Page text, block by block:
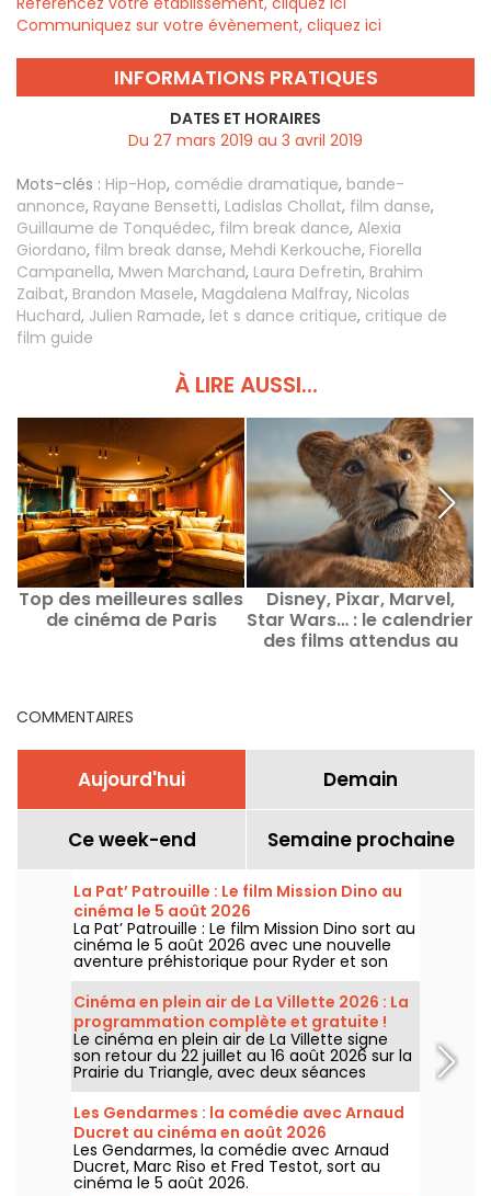
Communiquez sur votre évènement, cliquez ici
INFORMATIONS PRATIQUES
DATES ET HORAIRES
Du 27 mars 2019 au 3 avril 2019
Mots-clés : Hip-Hop, comédie dramatique, bande-
annonce, Rayane Bensetti, Ladislas Chollat, film danse,
Guillaume de Tonquédec, film break dance, Alexia
Giordano, film break danse, Mehdi Kerkouche, Fiorella
Campanella, Mwen Marchand, Laura Defretin, Brahim
Zaibat, Brandon Masele, Magdalena Malfray, Nicolas
Huchard, Julien Ramade, let s dance critique, critique de
film guide
À LIRE AUSSI...
Top des meilleures salles
de cinéma de Paris
Disney, Pixar, Marvel,
Star Wars… : le calendrier
des films attendus au
COMMENTAIRES
Aujourd'hui Demain
Ce week-end Semaine prochaine
La Pat’ Patrouille : Le film Mission Dino au
cinéma le 5 août 2026
La Pat’ Patrouille : Le film Mission Dino sort au
cinéma le 5 août 2026 avec une nouvelle
aventure préhistorique pour Ryder et son
équipe.
Cinéma en plein air de La Villette 2026 : La
programmation complète et gratuite !
Le cinéma en plein air de La Villette signe
son retour du 22 juillet au 16 août 2026 sur la
Prairie du Triangle, avec deux séances
gratuites par jour, à 18h et 21h. Pour cette
35e édition, le festival met à l’honneur le
thème “L’appel de la forêt”. Découvrez la
programmation complète et gratuite !
Les Gendarmes : la comédie avec Arnaud
Ducret au cinéma en août 2026
Les Gendarmes, la comédie avec Arnaud
Ducret, Marc Riso et Fred Testot, sort au
cinéma le 5 août 2026.